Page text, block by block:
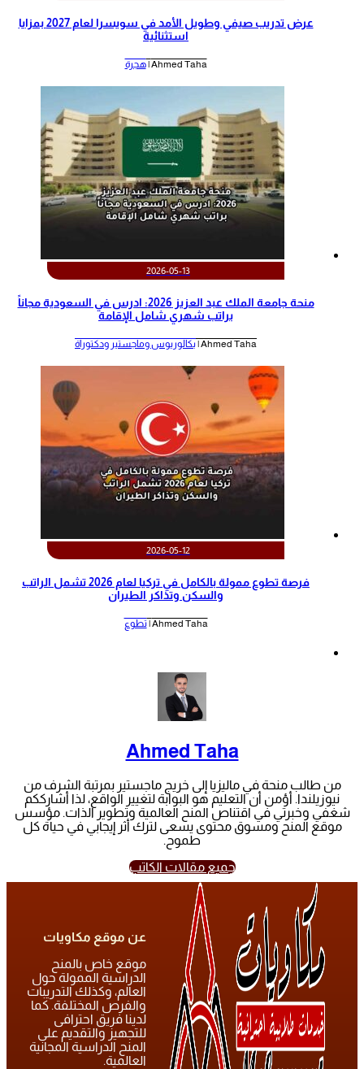
عرض تدريب صيفي وطويل الأمد في سويسرا لعام 2027 بمزايا
استثنائية
Ahmed Taha | هجرة
2026-05-13
منحة جامعة الملك عبد العزيز 2026: ادرس في السعودية مجاناً
براتب شهري شامل الإقامة
Ahmed Taha | بكالوريوس وماجستير ودكتوراة
2026-05-12
‫فرصة تطوع ممولة بالكامل في تركيا لعام 2026 تشمل الراتب
والسكن وتذاكر الطيران‬
Ahmed Taha | تطوع
Ahmed Taha
من طالب منحة في ماليزيا إلى خريج ماجستير بمرتبة الشرف من
نيوزيلندا. أؤمن أن التعليم هو البوابة لتغيير الواقع، لذا أشارككم
شغفي وخبرتي في اقتناص المنح العالمية وتطوير الذات. مؤسس
موقع المنح ومسوق محتوى يسعى لترك أثر إيجابي في حياة كل
طموح.
جميع مقالات الكاتب
عن موقع مكاويات
موقع خاص بالمنح
الدراسية الممولة حول
العالم، وكذلك التدريبات
والفرص المختلفة. كما
لدينا فريق احترافى
للتجهيز والتقديم على
المنح الدراسية المجانية
العالمية.